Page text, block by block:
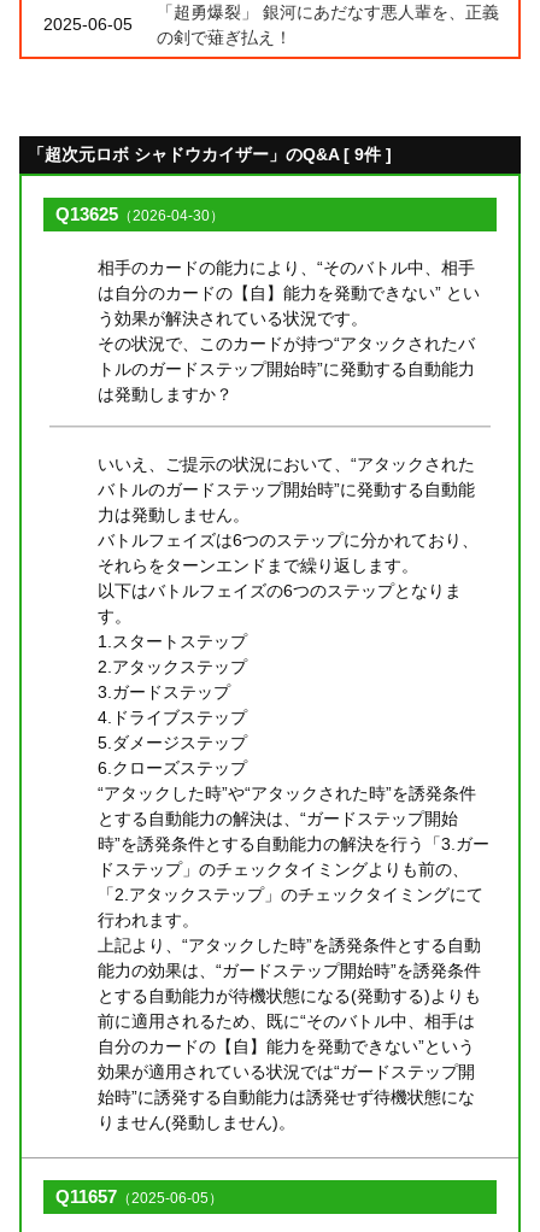
2025-06-05
「超勇爆裂」 銀河にあだなす悪人輩を、正義
の剣で薙ぎ払え！
「超次元ロボ シャドウカイザー」のQ&A [ 9件 ]
Q13625 （2026-04-30）
相手のカードの能力により、“そのバトル中、相手
は自分のカードの【自】能力を発動できない” とい
う効果が解決されている状況です。
その状況で、このカードが持つ“アタックされたバ
トルのガードステップ開始時”に発動する自動能力
は発動しますか？
いいえ、ご提示の状況において、“アタックされた
バトルのガードステップ開始時”に発動する自動能
力は発動しません。
バトルフェイズは6つのステップに分かれており、
それらをターンエンドまで繰り返します。
以下はバトルフェイズの6つのステップとなりま
す。
1.スタートステップ
2.アタックステップ
3.ガードステップ
4.ドライブステップ
5.ダメージステップ
6.クローズステップ
“アタックした時”や“アタックされた時”を誘発条件
とする自動能力の解決は、“ガードステップ開始
時”を誘発条件とする自動能力の解決を行う「3.ガー
ドステップ」のチェックタイミングよりも前の、
「2.アタックステップ」のチェックタイミングにて
行われます。
上記より、“アタックした時”を誘発条件とする自動
能力の効果は、“ガードステップ開始時”を誘発条件
とする自動能力が待機状態になる(発動する)よりも
前に適用されるため、既に“そのバトル中、相手は
自分のカードの【自】能力を発動できない”という
効果が適用されている状況では“ガードステップ開
始時”に誘発する自動能力は誘発せず待機状態にな
りません(発動しません)。
Q11657 （2025-06-05）